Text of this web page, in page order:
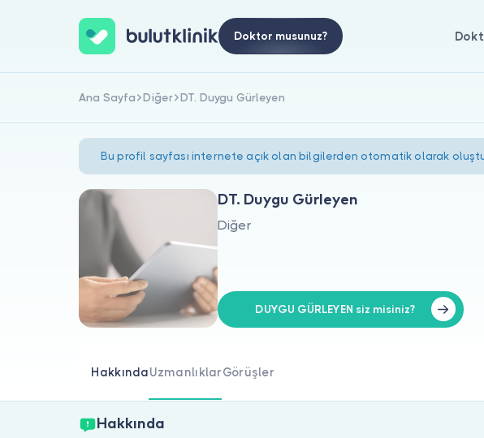
Doktor musunuz?
Ana Sayfa Diğer DT. Duygu Gürleyen
Bu profil sayfası internete açık olan bilgilerden otomatik olarak
DT. Duygu Gürleyen
Diğer
DUYGU GÜRLEYEN siz misiniz?
HakkındaUzmanlıklarGörüşler
Hakkında